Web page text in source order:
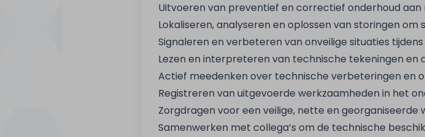
Uitvoeren van preventief en correctief onderhoud
Lokaliseren, analyseren en oplossen van storingen
Signaleren en verbeteren van onveilige situaties
Lezen en interpreteren van technische tekeningen en
Actief meedenken over technische verbeteringen en
Registreren van uitgevoerde werkzaamheden in het
Zorgdragen voor een veilige, nette en georganiseerde
Samenwerken met collega’s om de technische